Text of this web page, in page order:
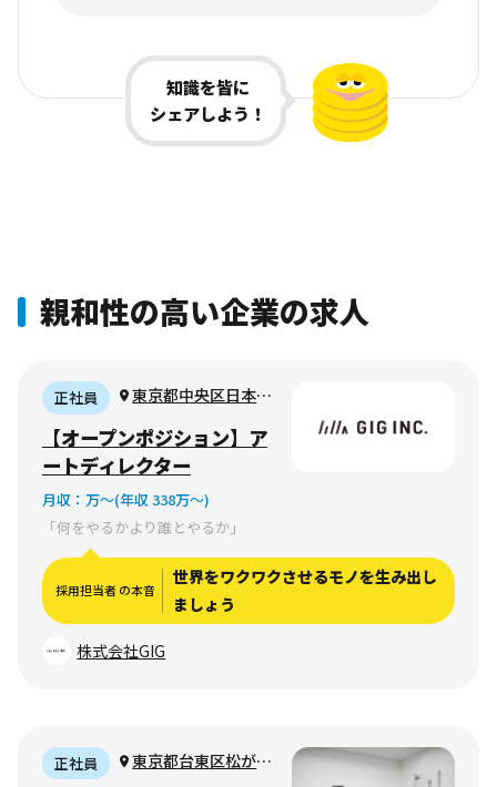
知識を皆に
シェアしよう！
親和性の高い企業の求人
正社員
東京都中央区日本橋
クレックス日本橋浜町
4階
【オープンポジション】ア
ートディレクター
月収： 万〜(年収 338万〜)
「何をやるかより誰とやるか」
採用担当者 の本音
世界をワクワクさせるモノを生み出し
ましょう
株式会社GIG
正社員
東京都台東区松が谷